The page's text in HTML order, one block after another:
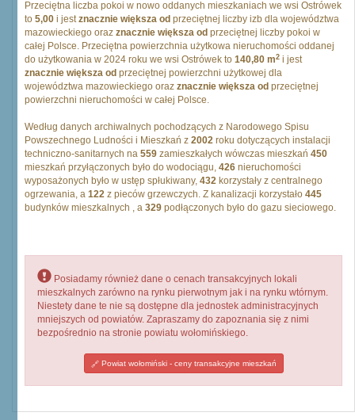
Przeciętna liczba pokoi w nowo oddanych mieszkaniach we wsi Ostrówek
to 5,00 i jestznacznie większa od przeciętnej liczby izb dla województwa
mazowieckiego oraz znacznie większa od przeciętnej liczby pokoi w
całej Polsce. Przeciętna powierzchnia użytkowa nieruchomości oddanej
do użytkowania w 2024 roku we wsi Ostrówek to 140,80 m2 i jest
znacznie większa od przeciętnej powierzchni użytkowej dla
województwa mazowieckiego oraz znacznie większa od przeciętnej
powierzchni nieruchomości w całej Polsce.
Według danych archiwalnych pochodzących z Narodowego Spisu
Powszechnego Ludności i Mieszkań z 2002 roku dotyczących instalacji
techniczno-sanitarnych na 559 zamieszkałych wówczas mieszkań 450
mieszkań przyłączonych było do wodociągu, 426 nieruchomości
wyposażonych było w ustęp spłukiwany, 432 korzystały z centralnego
ogrzewania, a 122 z pieców grzewczych. Z kanalizacji korzystało 445
budynków mieszkalnych , a 329 podłączonych było do gazu sieciowego.
Posiadamy również dane o cenach transakcyjnych lokali
mieszkalnych zarówno na rynku pierwotnym jak i na rynku wtórnym.
Niestety dane te nie są dostępne dla jednostek administracyjnych
mniejszych od powiatów. Zapraszamy do zapoznania się z nimi
bezpośrednio na stronie powiatu wołomińskiego.
Powiat wołomiński - ceny transakcyjne mieszkań